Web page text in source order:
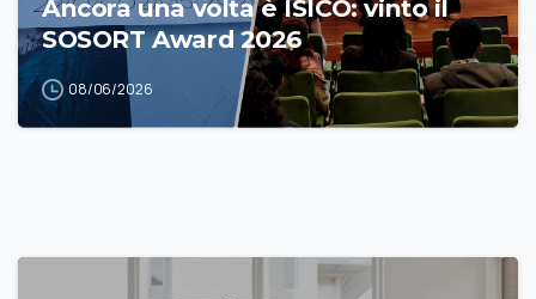
Ancora una volta è ISICO: vinto il
SOSORT Award 2026
08/06/2026